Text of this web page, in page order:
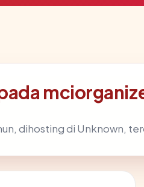
dihosting di Unknown,